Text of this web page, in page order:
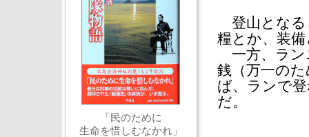
登山となる
糧とか、装
一方、ラン
銭（万一の
ば、ランで
だ。
「民のために
生命を惜しむなかれ」